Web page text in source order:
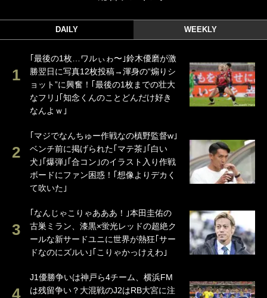
DAILY WEEKLY
｢最後の1枚…ワルぃゎ〜｣鈴木優磨が激
勝翌日に写真12枚投稿→渾身の“煽りシ
ョット”に興奮！｢最後の1枚までの壮大
なフリ｣｢知念くんのことどんだけ好き
なんよｗ｣
｢マジでなんちゅー作戦なの槙野監督w｣
ベンチ前に掲げられた｢マテ茶｣｢白い
犬｣｢爆弾｣｢合コン｣のイラスト入り作戦
ボードにファン困惑！｢想像よりデカく
て吹いた｣
｢なんじゃこりゃあああ！｣本田圭佑の
古巣ミラン、漆黒×蛍光レッドの超絶ク
ールな新サードユニに世界が熱狂｢サー
ドなのにズルい｣｢こりゃかっけえわ｣
J1優勝争いは神戸ら4チーム、横浜FM
は残留争い？大混戦のJ2はRB大宮に注